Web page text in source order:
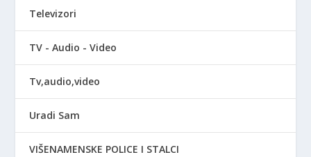
Televizori
TV - Audio - Video
Tv,audio,video
Uradi Sam
VIŠENAMENSKE POLICE I STALCI